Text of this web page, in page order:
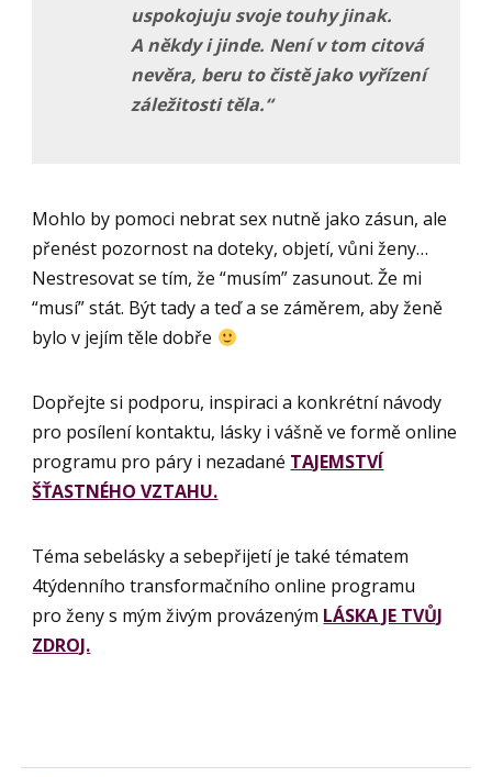
uspokojuju svoje touhy jinak.
A někdy i jinde. Není v tom citová
nevěra, beru to čistě jako vyřízení
záležitosti těla.“
Mohlo by pomoci nebrat sex nutně jako zásun, ale
přenést pozornost na doteky, objetí, vůni ženy…
Nestresovat se tím, že “musím” zasunout. Že mi
“musí” stát. Být tady a teď a se záměrem, aby ženě
bylo v jejím těle dobře
Dopřejte si podporu, inspiraci a konkrétní návody
pro posílení kontaktu, lásky i vášně ve formě online
programu pro páry i nezadané TAJEMSTVÍ
ŠŤASTNÉHO VZTAHU.
Téma sebelásky a sebepřijetí je také tématem
4týdenního transformačního online programu
pro ženy s mým živým provázeným LÁSKA JE TVŮJ
ZDROJ.